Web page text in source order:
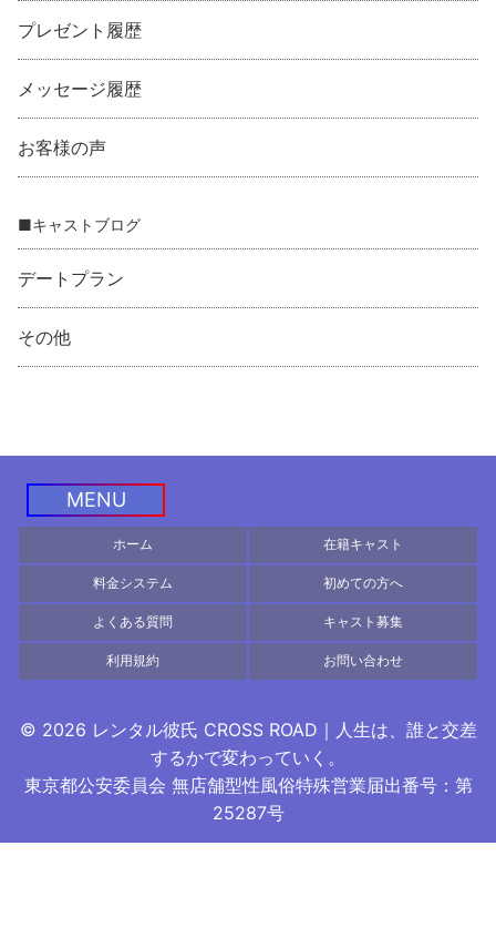
プレゼント履歴
メッセージ履歴
お客様の声
■キャストブログ
デートプラン
その他
MENU
ホーム 在籍キャスト
料金システム 初めての方へ
よくある質問 キャスト募集
利用規約 お問い合わせ
© 2026 レンタル彼氏 CROSS ROAD｜人生は、誰と交差
するかで変わっていく。
東京都公安委員会 無店舗型性風俗特殊営業届出番号：第
25287号
©2026 出張ホスト・エスコートサービ スCROSS ROAD